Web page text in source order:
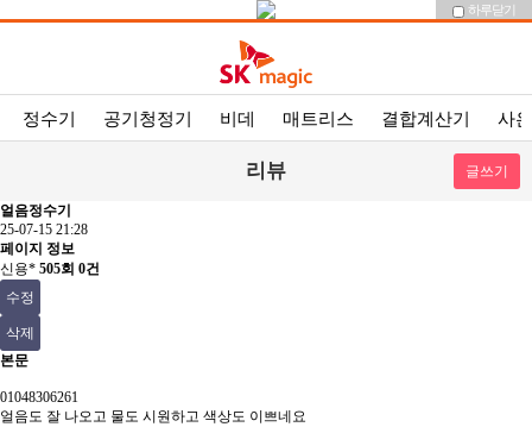
하루닫기
정수기 공기청정기 비데 매트리스 결합계산기 사
리뷰 글쓰기
얼음정수기
25-07-15 21:28
페이지 정보
신용* 505회 0건
수정
삭제
본문
01048306261
얼음도 잘 나오고 물도 시원하고 색상도 이쁘네요